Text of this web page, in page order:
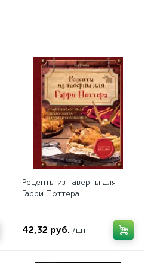
Рецепты из таверны для
Гарри Поттера
42,32 руб. /шт